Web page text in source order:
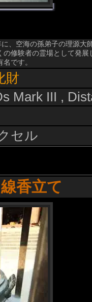
、空海の孫弟子の理源大
修験者の霊場として発
です。
財
Mark III ,
セル
香立て